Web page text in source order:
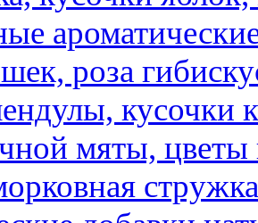
роза
кусочки
мяты,
стружка